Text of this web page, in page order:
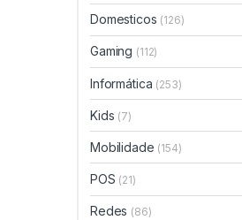
Domesticos (126)
Gaming (112)
Informática (253)
Kids (7)
Mobilidade (154)
POS (21)
Redes (86)